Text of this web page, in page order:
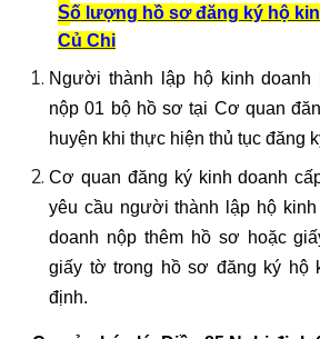
Số lượng hồ sơ đăng ký hộ
Củ Chi
Người thành lập hộ kinh doanh
nộp 01 bộ hồ sơ tại Cơ quan
huyện khi thực hiện thủ tục đăng
Cơ quan đăng ký kinh doanh
yêu cầu người thành lập hộ
doanh nộp thêm hồ sơ hoặc
giấy tờ trong hồ sơ đăng ký hộ
định.